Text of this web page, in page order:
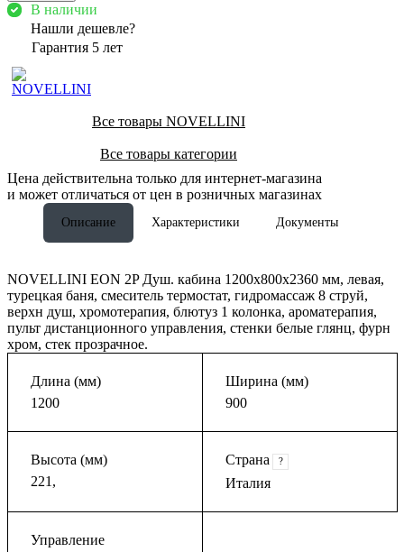
В наличии
Нашли дешевле?
Гарантия 5 лет
Все товары NOVELLINI
Все товары категории
Цена действительна только для интернет-магазина
и может отличаться от цен в розничных магазинах
Описание Характеристики Документы
NOVELLINI EON 2P Душ. кабина 1200х800х2360 мм, левая,
турецкая баня, смеситель термостат, гидромассаж 8 струй,
верхн душ, хромотерапия, блютуз 1 колонка, ароматерапия,
пульт дистанционного управления, стенки белые глянц, фурн
хром, стек прозрачное.
Длина (мм)
1200
Ширина (мм)
900
Высота (мм)
221,
Страна ?
Италия
Управление